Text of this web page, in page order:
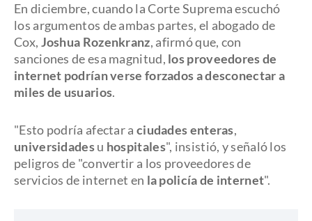
En diciembre, cuando la Corte Suprema escuchó
los argumentos de ambas partes, el abogado de
Cox, Joshua Rozenkranz, afirmó que, con
sanciones de esa magnitud, los proveedores de
internet podrían verse forzados a desconectar a
miles de usuarios.
"Esto podría afectar a ciudades enteras,
universidadesu hospitales", insistió, y señaló los
peligros de "convertir a los proveedores de
servicios de internet en la policía de internet".